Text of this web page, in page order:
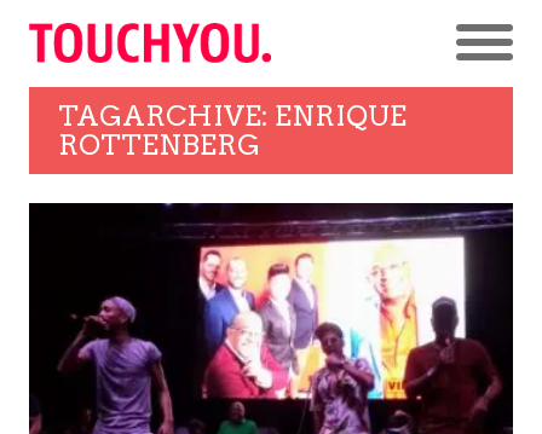
TAGARCHIVE: ENRIQUE
ROTTENBERG